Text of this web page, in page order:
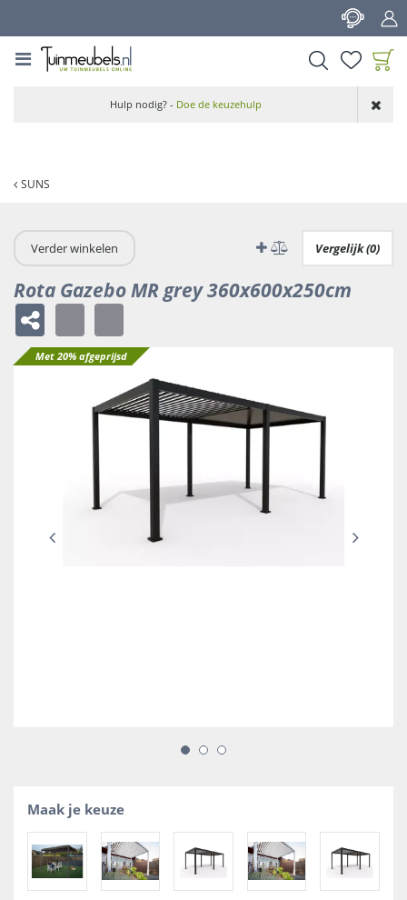
SUNS
aan wensenlijst
Hulp nodig? - Doe de keuzehulp
Verder winkelen Vergelijk (0)
Rota Gazebo MR grey 360x600x250cm
Met 20% afgeprijsd
Maak je keuze